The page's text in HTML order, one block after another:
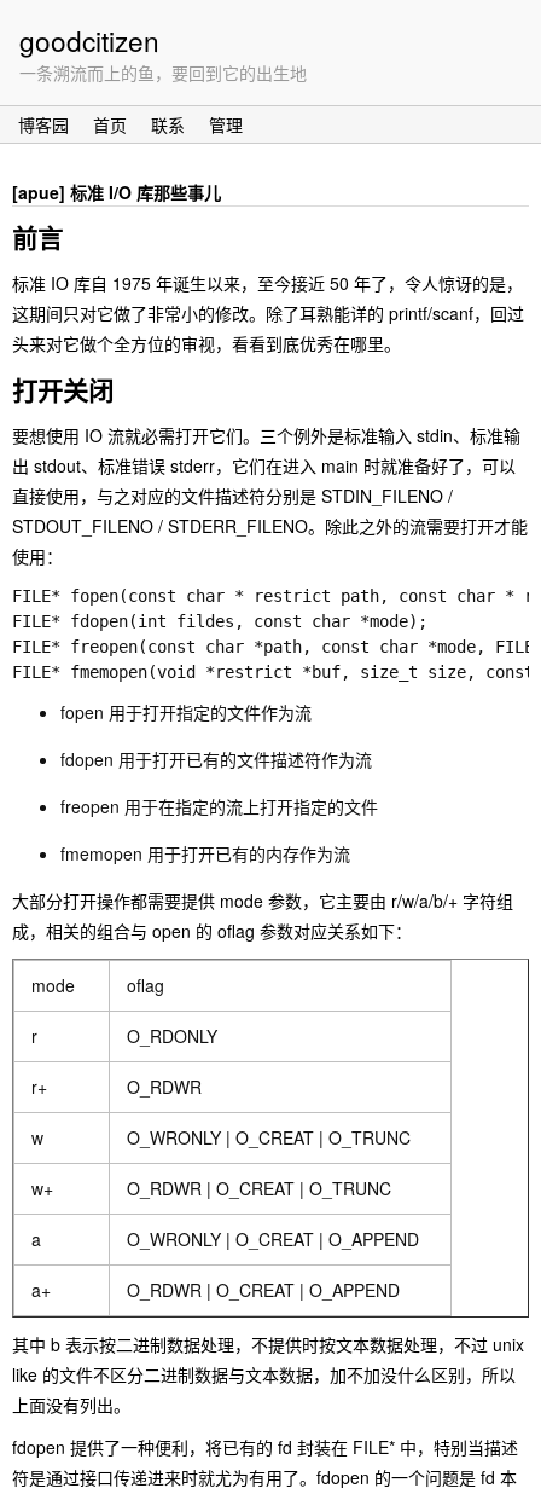
goodcitizen
一条溯流而上的鱼，要回到它的出生地
博客园 首页 联系 管理
[apue] 标准 I/O 库那些事儿
前言
标准 IO 库自 1975 年诞生以来，至今接近 50 年了，令人惊讶的是，
这期间只对它做了非常小的修改。除了耳熟能详的 printf/scanf，回过
头来对它做个全方位的审视，看看到底优秀在哪里。
打开关闭
要想使用 IO 流就必需打开它们。三个例外是标准输入 stdin、标准输
出 stdout、标准错误 stderr，它们在进入 main 时就准备好了，可以
直接使用，与之对应的文件描述符分别是 STDIN_FILENO /
STDOUT_FILENO / STDERR_FILENO。除此之外的流需要打开才能
使用：
FILE* fopen(const char * restrict path, const char *
FILE* fdopen(int fildes, const char *mode);
FILE* freopen(const char *path, const char *mode,
FILE* fmemopen(void *restrict *buf, size_t size,
fopen 用于打开指定的文件作为流
fdopen 用于打开已有的文件描述符作为流
freopen 用于在指定的流上打开指定的文件
fmemopen 用于打开已有的内存作为流
大部分打开操作都需要提供 mode 参数，它主要由 r/w/a/b/+ 字符组
成，相关的组合与 open 的 oflag 参数对应关系如下：
mode oflag
r O_RDONLY
r+ O_RDWR
w O_WRONLY | O_CREAT | O_TRUNC
w+ O_RDWR | O_CREAT | O_TRUNC
a O_WRONLY | O_CREAT | O_APPEND
a+ O_RDWR | O_CREAT | O_APPEND
其中 b 表示按二进制数据处理，不提供时按文本数据处理，不过 unix
like 的文件不区分二进制数据与文本数据，加不加没什么区别，所以
上面没有列出。
fdopen 提供了一种便利，将已有的 fd 封装在 FILE* 中，特别当描述
符是通过接口传递进来时就尤为有用了。fdopen 的一个问题是 fd 本